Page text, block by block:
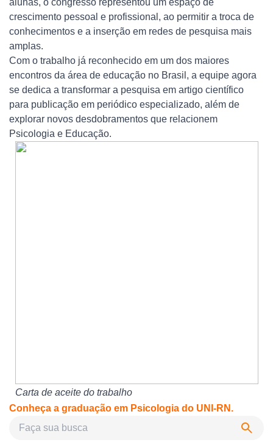
alunas, o congresso representou um espaço de
crescimento pessoal e profissional, ao permitir a troca de
conhecimentos e a inserção em redes de pesquisa mais
amplas.
Com o trabalho já reconhecido em um dos maiores
encontros da área de educação no Brasil, a equipe agora
se dedica a transformar a pesquisa em artigo científico
para publicação em periódico especializado, além de
explorar novos desdobramentos que relacionem
Psicologia e Educação.
Carta de aceite do trabalho
Conheça a graduação em Psicologia do UNI-RN.